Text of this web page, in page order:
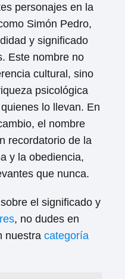
personajes en la
Simón Pedro,
y significado
Este nombre no
cultural, sino
psicológica
lo llevan. En
el nombre
recordatorio de la
y la obediencia,
que nunca.
el significado y
, no dudes en
nuestra categoría